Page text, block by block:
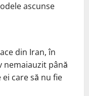
ascunse
din Iran, în
până
care să nu fie